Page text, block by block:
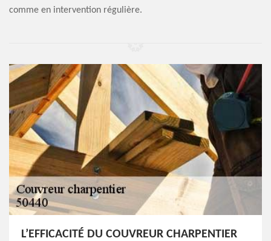
comme en intervention régulière.
L’EFFICACITÉ DU COUVREUR CHARPENTIER